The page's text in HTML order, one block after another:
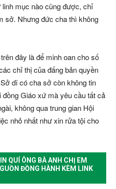
mục nào cũng được, chỉ
sở. Nhưng đức cha thì không
đây là để minh oan cho số
chỉ thị của đấng bản quyền
dĩ có cha sở còn không tin
Giáo xứ mà yêu cầu tất cả
không qua trung gian Hội
nhỏ nhất như xin rửa tội cho
QUÍ ÔNG BÀ ANH CHỊ EM
ĐỒNG HÀNH KÈM LINK